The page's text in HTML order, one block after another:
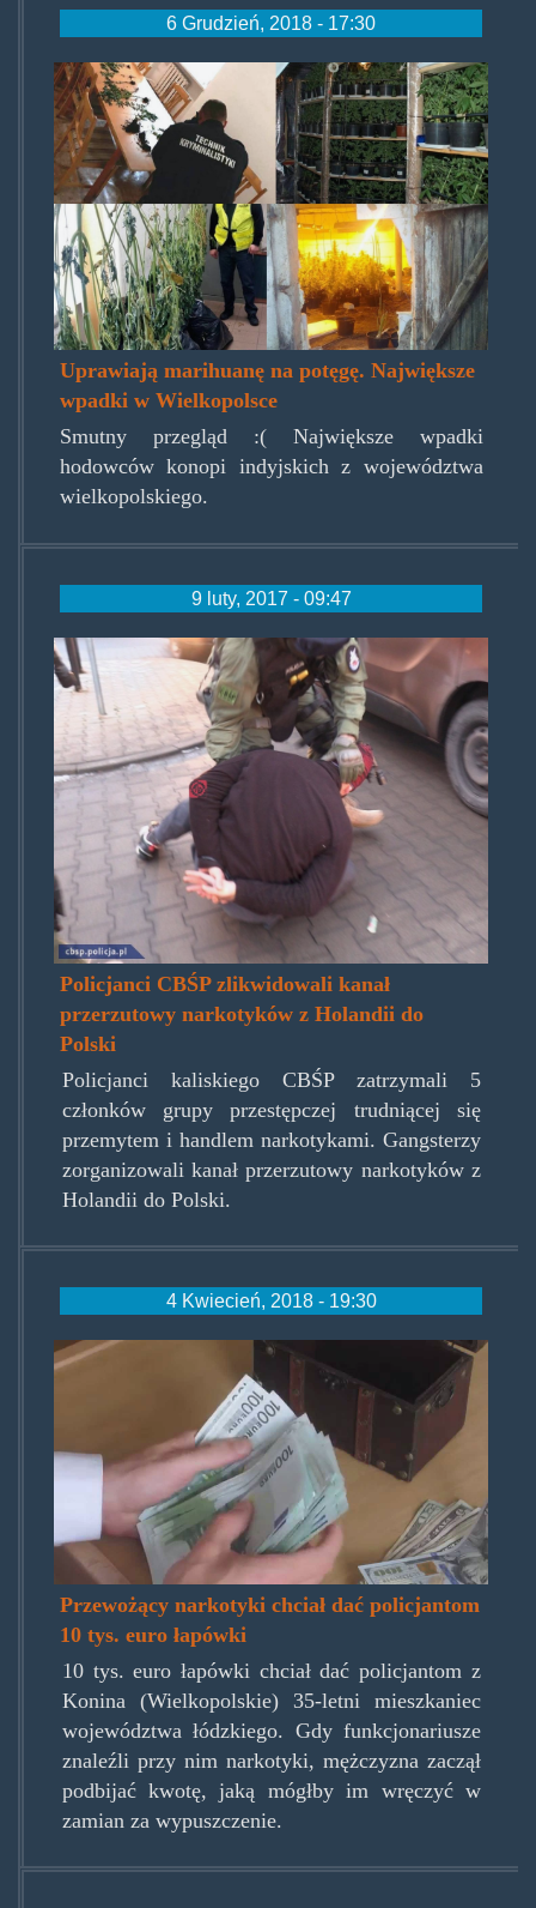
6 Grudzień, 2018 - 17:30
wielkopolskamjprzeglad.jpg
Uprawiają marihuanę na potęgę. Największe
wpadki w Wielkopolsce
Smutny przegląd :( Największe wpadki
hodowców konopi indyjskich z województwa
wielkopolskiego.
9 luty, 2017 - 09:47
iiiiiiiiiiidorwalizboja.jpg
Policjanci CBŚP zlikwidowali kanał
przerzutowy narkotyków z Holandii do
Polski
Policjanci kaliskiego CBŚP zatrzymali 5
członków grupy przestępczej trudniącej się
przemytem i handlem narkotykami. Gangsterzy
zorganizowali kanał przerzutowy narkotyków z
Holandii do Polski.
4 Kwiecień, 2018 - 19:30
tentausendojuroz.jpg
Przewożący narkotyki chciał dać policjantom
10 tys. euro łapówki
10 tys. euro łapówki chciał dać policjantom z
Konina (Wielkopolskie) 35-letni mieszkaniec
województwa łódzkiego. Gdy funkcjonariusze
znaleźli przy nim narkotyki, mężczyzna zaczął
podbijać kwotę, jaką mógłby im wręczyć w
zamian za wypuszczenie.